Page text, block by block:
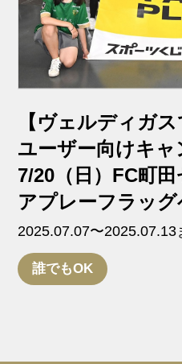
【ヴェルディガ
ユーザー向けキャ
7/20（日）FC町
アプレーフラッグ
2025.07.07〜2025.07.13
誰でもOK